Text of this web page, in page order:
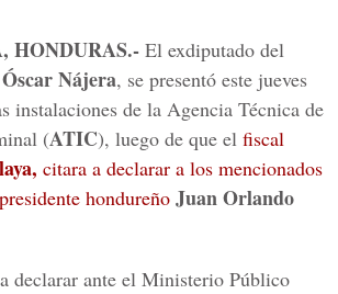
HONDURAS.- El exdiputado del
Óscar Nájera, se presentó este jueves
instalaciones de la Agencia Técnica de
(ATIC), luego de que el fiscal
citara a declarar a los mencionados
hondureño Juan Orlando
declarar ante el Ministerio Público